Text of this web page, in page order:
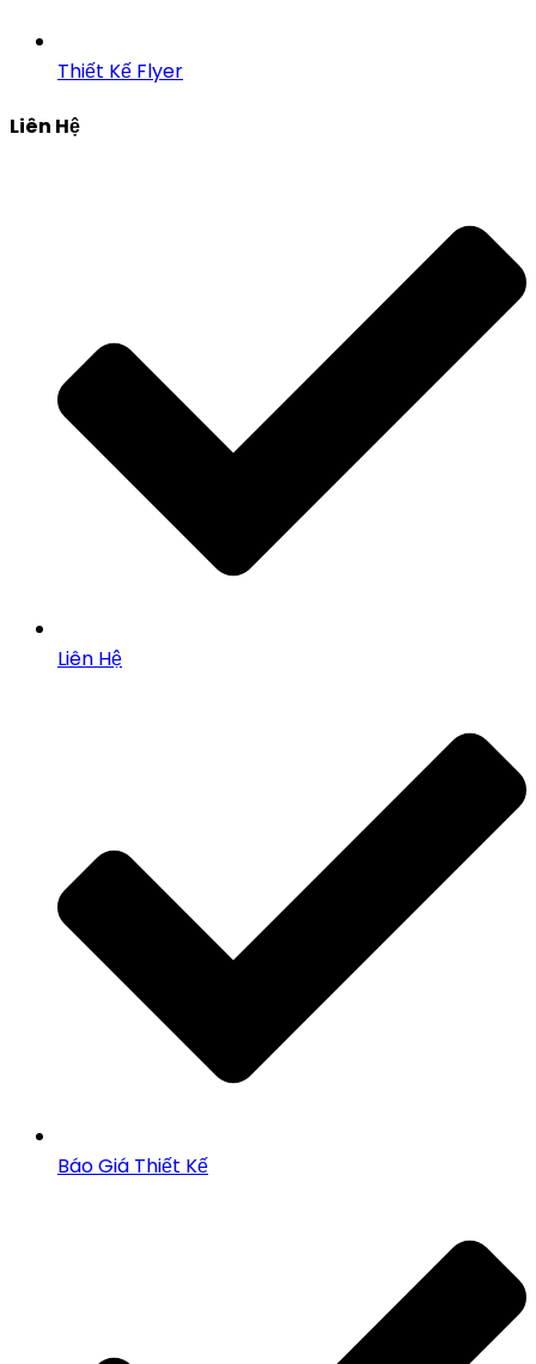
Thiết Kế Flyer
Liên Hệ
Liên Hệ
Báo Giá Thiết Kế